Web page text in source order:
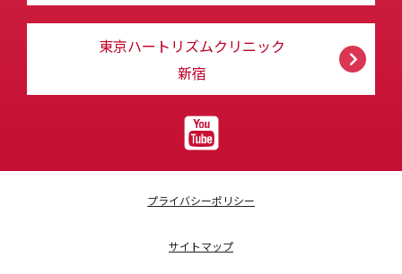
東京ハートリズムクリニック
新宿
プライバシーポリシー
サイトマップ